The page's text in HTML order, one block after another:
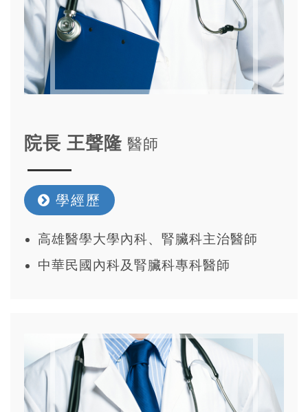
院長 王聲隆 醫師
學經歷
高雄醫學大學內科、腎臟科主治醫師
中華民國內科及腎臟科專科醫師